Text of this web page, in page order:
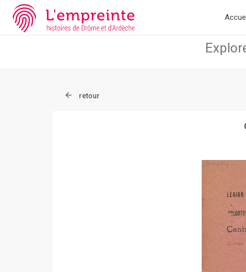
Array ( [slug] => document [ref] => B26362101_EPH_014 )
retour